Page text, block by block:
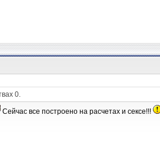
0.
Сейчас все построено на расчетах и сексе!!!